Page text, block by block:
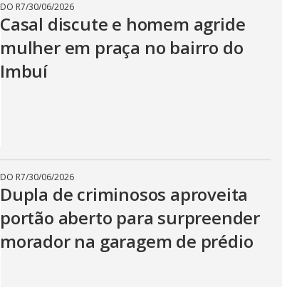
DO R7/30/06/2026
Casal discute e homem agride
mulher em praça no bairro do
Imbuí
DO R7/30/06/2026
Dupla de criminosos aproveita
portão aberto para surpreender
morador na garagem de prédio